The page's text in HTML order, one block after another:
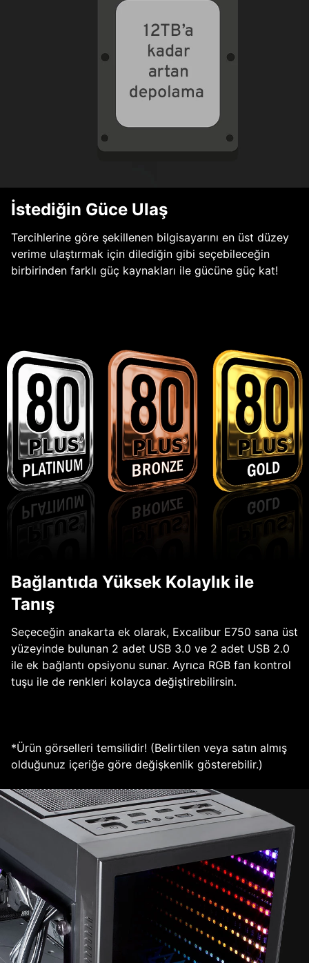
İstediğin Güce Ulaş
Tercihlerine göre şekillenen bilgisayarını en üst düzey
verime ulaştırmak için dilediğin gibi seçebileceğin
birbirinden farklı güç kaynakları ile gücüne güç kat!
Bağlantıda Yüksek Kolaylık ile
Tanış
Seçeceğin anakarta ek olarak, Excalibur E750 sana üst
yüzeyinde bulunan 2 adet USB 3.0 ve 2 adet USB 2.0
ile ek bağlantı opsiyonu sunar. Ayrıca RGB fan kontrol
tuşu ile de renkleri kolayca değiştirebilirsin.
*Ürün görselleri temsilidir! (Belirtilen veya satın almış
olduğunuz içeriğe göre değişkenlik gösterebilir.)